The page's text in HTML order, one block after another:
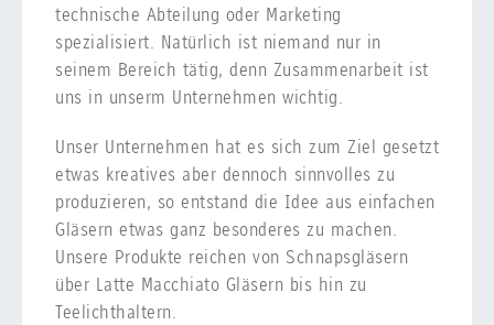
technische Abteilung oder Marketing
spezialisiert. Natürlich ist niemand nur in
seinem Bereich tätig, denn Zusammenarbeit ist
uns in unserm Unternehmen wichtig.
Unser Unternehmen hat es sich zum Ziel gesetzt
etwas kreatives aber dennoch sinnvolles zu
produzieren, so entstand die Idee aus einfachen
Gläsern etwas ganz besonderes zu machen.
Unsere Produkte reichen von Schnapsgläsern
über Latte Macchiato Gläsern bis hin zu
Teelichthaltern.